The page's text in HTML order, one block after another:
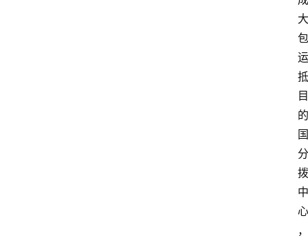
大
包
运
抵
目
的
国
分
拨
中
心
，